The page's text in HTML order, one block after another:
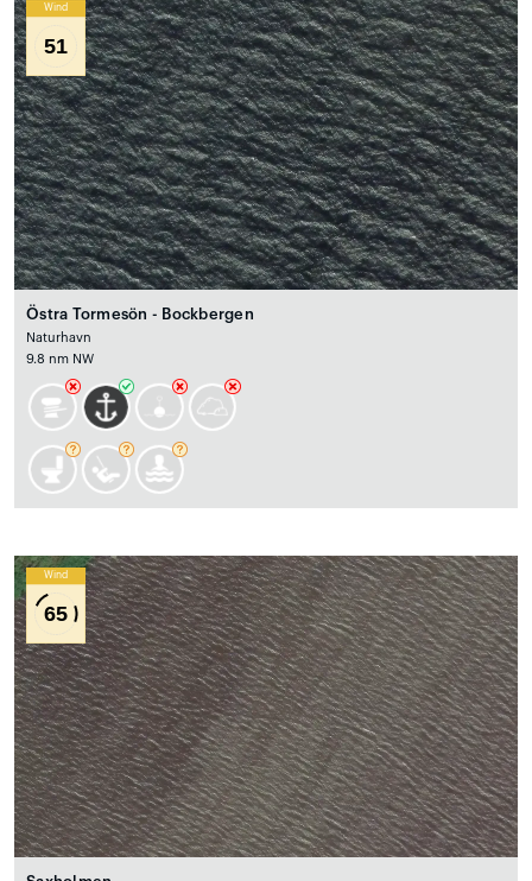
Wind
51
Östra Tormesön - Bockbergen
Naturhavn
9.8 nm NW
Wind
65